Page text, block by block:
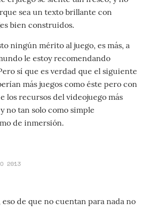
sea un texto brillante con
bien construidos.
ningún mérito al juego, es más, a
le estoy recomendando
sí que es verdad que el siguiente
más juegos como éste pero con
los recursos del videojuego más
no tan solo como simple
de inmersión.
2013
eso de que no cuentan para nada no